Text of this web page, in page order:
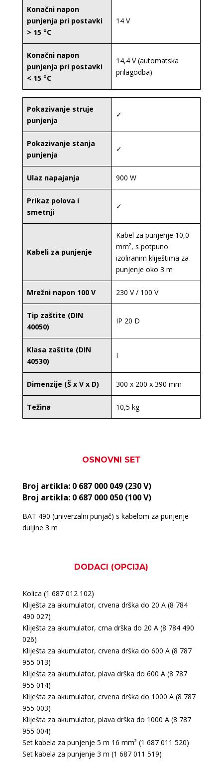
Konačni napon
punjenja pri postavki
> 15 °C
14 V
Konačni napon
punjenja pri postavki
< 15 °C
14,4 V (automatska
prilagodba)
Pokazivanje struje
punjenja
✓
Pokazivanje stanja
punjenja
✓
Ulaz napajanja 900 W
Prikaz polova i
smetnji
✓
Kabeli za punjenje
Kabel za punjenje 10,0
mm², s potpuno
izoliranim kliještima za
punjenje oko 3 m
Mrežni napon 100 V 230 V / 100 V
Tip zaštite (DIN
40050)
IP 20 D
Klasa zaštite (DIN
40530)
I
Dimenzije (Š x V x D) 300 x 200 x 390 mm
Težina 10,5 kg
OSNOVNI SET
Broj artikla: 0 687 000 049 (230 V)
Broj artikla: 0 687 000 050 (100 V)
BAT 490 (univerzalni punjač) s kabelom za punjenje
duljine 3 m
DODACI (OPCIJA)
Kolica (1 687 012 102)
Kliješta za akumulator, crvena drška do 20 A (8 784
490 027)
Kliješta za akumulator, crna drška do 20 A (8 784 490
026)
Kliješta za akumulator, crvena drška do 600 A (8 787
955 013)
Kliješta za akumulator, plava drška do 600 A (8 787
955 014)
Kliješta za akumulator, crvena drška do 1000 A (8 787
955 003)
Kliješta za akumulator, plava drška do 1000 A (8 787
955 004)
Set kabela za punjenje 5 m 16 mm² (1 687 011 520)
Set kabela za punjenje 3 m (1 687 011 519)